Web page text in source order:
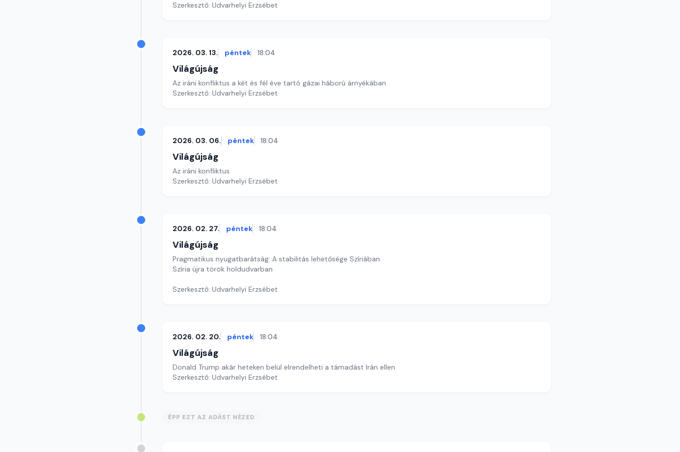
Szerkesztő: Udvarhelyi Erzsébet
2026. 03. 13. péntek 18:04
Világújság
Az iráni konfliktus a két és fél éve tartó gázai háború árnyékában
Szerkesztő: Udvarhelyi Erzsébet
2026. 03. 06. péntek 18:04
Világújság
Az iráni konfliktus
Szerkesztő: Udvarhelyi Erzsébet
2026. 02. 27. péntek 18:04
Világújság
Pragmatikus nyugatbarátság: A stabilitás lehetősége Szíriában
Szíria újra török holdudvarban
Szerkesztő: Udvarhelyi Erzsébet
2026. 02. 20. péntek 18:04
Világújság
Donald Trump akár heteken belül elrendelheti a támadást Irán ellen
Szerkesztő: Udvarhelyi Erzsébet
ÉPP EZT AZ ADÁST NÉZED